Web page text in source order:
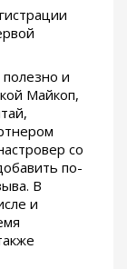
и
Майкоп,
со
по-
В
и